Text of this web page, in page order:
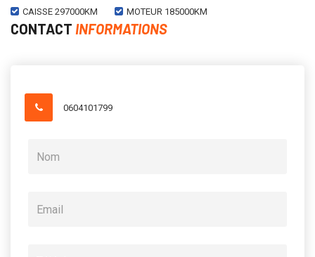
CAISSE 297000KM MOTEUR 185000KM
CONTACT INFORMATIONS
0604101799